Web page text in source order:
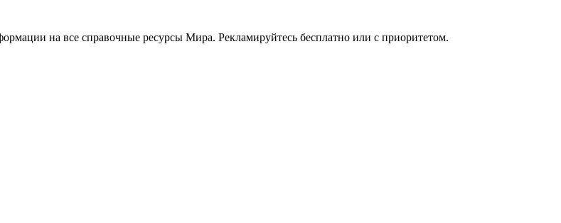
на все справочные ресурсы Мира. Рекламируйтесь бесплатно или с приоритетом.